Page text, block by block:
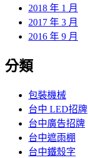
2018 年 1 月
2017 年 3 月
2016 年 9 月
分類
包裝機械
台中 LED招牌
台中廣告招牌
台中遮雨棚
台中鐵殼字